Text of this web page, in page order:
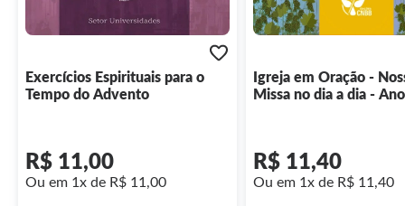
Exercícios Espirituais para o
Tempo do Advento
R$ 11,00
Ou em 1x de R$ 11,00
Igreja em Oração -
Missa no dia a dia -
R$ 11,40
Ou em 1x de R$ 11,40